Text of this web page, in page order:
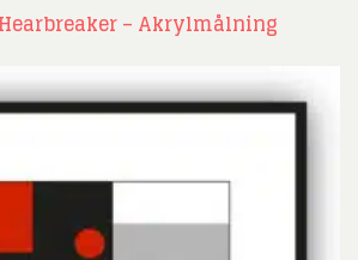
– Akrylmålning